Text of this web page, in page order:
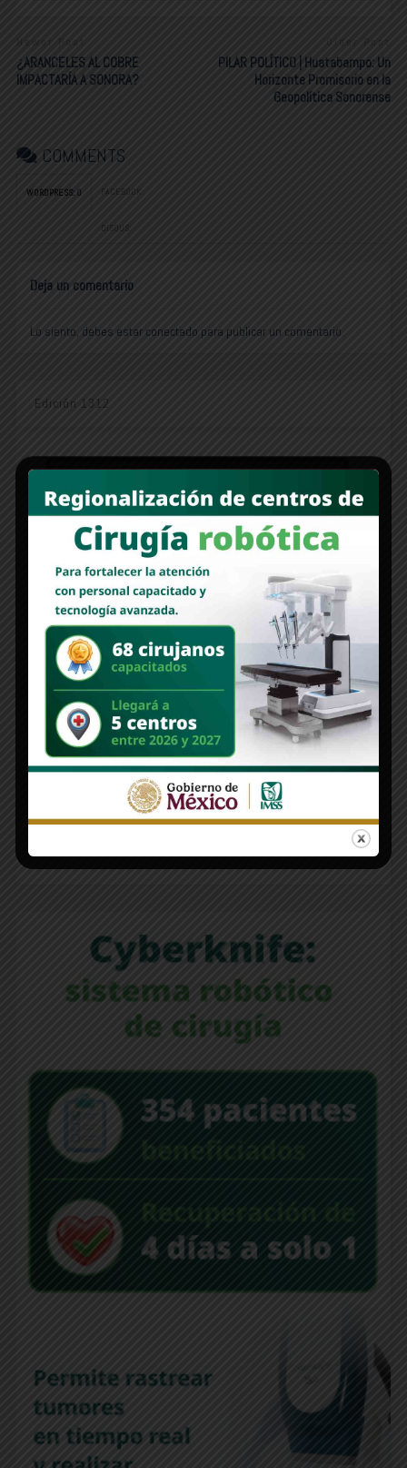
Newer Post
¿ARANCELES AL COBRE
IMPACTARÍA A SONORA?
Older Post
PILAR POLÍTICO | Huatabampo: Un
Horizonte Promisorio en la
Geopolítica Sonorense
COMMENTS
WORDPRESS: 0 FACEBOOK:
DISQUS:
Deja un comentario
Lo siento, debes estar conectado para publicar un comentario.
Edición 1312